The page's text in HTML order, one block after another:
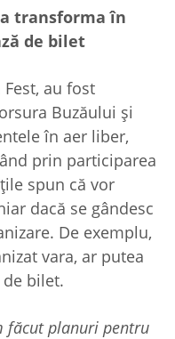
transforma în
de bilet
au fost
Buzăului și
în aer liber,
prin participarea
spun că vor
dacă se gândesc
De exemplu,
vara, ar putea
de bilet.
făcut planuri pentru